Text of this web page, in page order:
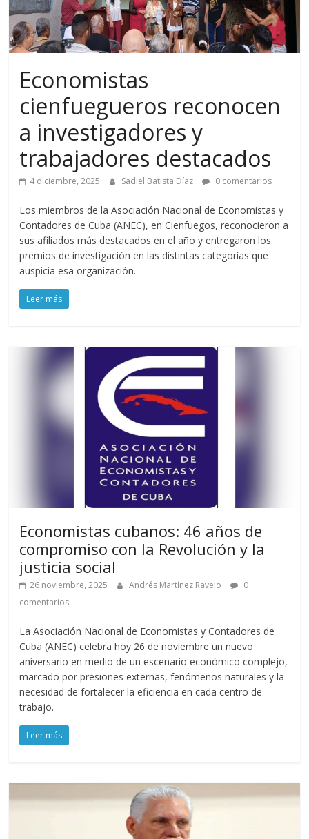
Economistas
cienfuegueros reconocen
a investigadores y
trabajadores destacados
4 diciembre, 2025 Sadiel Batista Díaz 0 comentarios
Los miembros de la Asociación Nacional de Economistas y
Contadores de Cuba (ANEC), en Cienfuegos, reconocieron a
sus afiliados más destacados en el año y entregaron los
premios de investigación en las distintas categorías que
auspicia esa organización.
Leer más
Economistas cubanos: 46 años de
compromiso con la Revolución y la
justicia social
26 noviembre, 2025 Andrés Martínez Ravelo
0
comentarios
La Asociación Nacional de Economistas y Contadores de
Cuba (ANEC) celebra hoy 26 de noviembre un nuevo
aniversario en medio de un escenario económico complejo,
marcado por presiones externas, fenómenos naturales y la
necesidad de fortalecer la eficiencia en cada centro de
trabajo.
Leer más